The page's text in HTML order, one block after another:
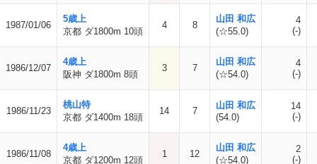
1987/01/06
5歳上
京都 ダ1800m 10頭
4 8
山田 和広
(☆55.0)
4
(-)
1986/12/07
4歳上
阪神 ダ1800m 8頭
3 7
山田 和広
(☆54.0)
4
(-)
1986/11/23
桃山特
京都 ダ1400m 18頭
14 7
山田 和広
(54.0)
14
(-)
1986/11/08
4歳上
京都 ダ1200m 12頭
1 12
山田 和広
(☆54.0)
2
(-)